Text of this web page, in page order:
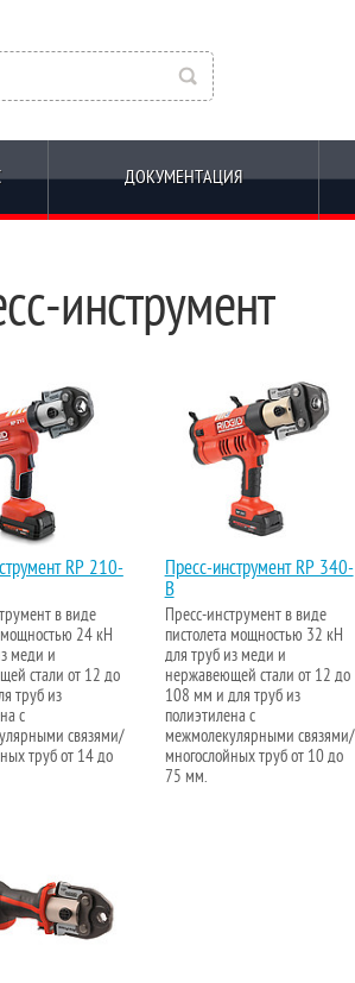
ДОКУМЕНТАЦИЯ
инструмент
RP 210-
в виде
мощностью 24 кН
меди и
стали от 12 до
труб из
с
связями/
труб от 14 до
Пресс-инструмент RP 340-
B
Пресс-инструмент в виде
пистолета мощностью 32 кН
для труб из меди и
нержавеющей стали от 12 до
108 мм и для труб из
полиэтилена с
межмолекулярными связями/
многослойных труб от 10 до
75 мм.